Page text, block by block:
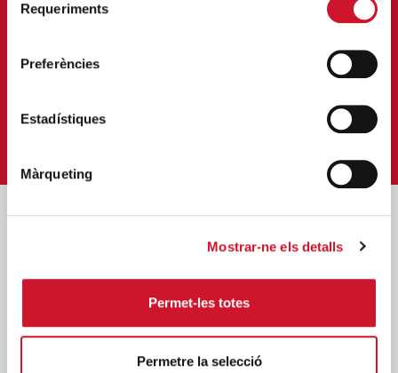
Requeriments
Preferències
Estadístiques
Màrqueting
Mostrar-ne els detalls
Permet-les totes
Permetre la selecció
Posts relacionats